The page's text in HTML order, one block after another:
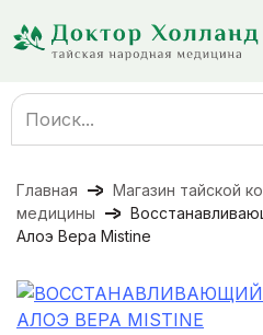
содержанию
Search
for:
Главная
Магазин тайской
медицины
Алоэ Вера Mistine